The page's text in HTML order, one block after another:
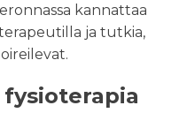
kannattaa
ja tutkia,